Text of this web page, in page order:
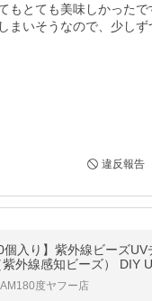
もとても美味しかったで
まいそうなので、少しず
違反報告
個入り】紫外線ビーズ
紫外線感知ビーズ） DIY
ー色の変化で紫外線チェ
発光塗料配合 UVチェッカ
度ヤフー店